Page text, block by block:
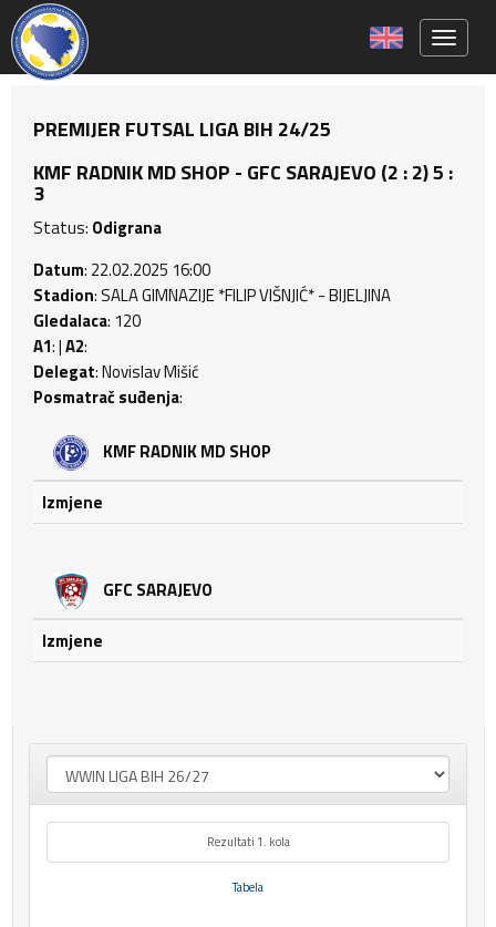
PREMIJER FUTSAL LIGA BIH 24/25
KMF RADNIK MD SHOP - GFC SARAJEVO (2 : 2) 5 :
3
Status: Odigrana
Datum: 22.02.2025 16:00
Stadion: SALA GIMNAZIJE *FILIP VIŠNJIĆ* - BIJELJINA
Gledalaca: 120
A1: |A2:
Delegat: Novislav Mišić
Posmatrač suđenja:
KMF RADNIK MD SHOP
Izmjene
GFC SARAJEVO
Izmjene
Rezultati 1. kola
Tabela